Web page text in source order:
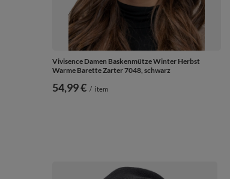
Vivisence Damen Baskenmütze Winter Herbst
Warme Barette Zarter 7048, schwarz
54,99 € / item